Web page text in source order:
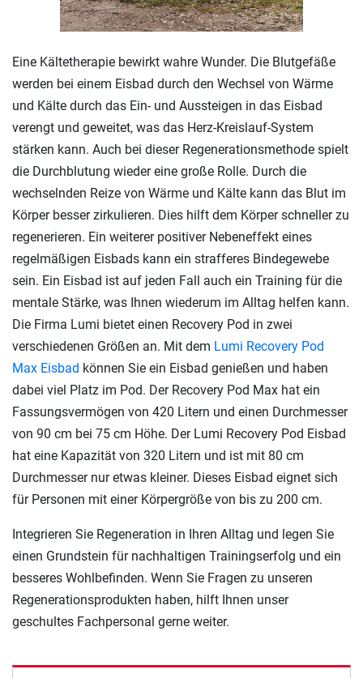
Eine Kältetherapie bewirkt wahre Wunder. Die Blutgefäße
werden bei einem Eisbad durch den Wechsel von Wärme
und Kälte durch das Ein- und Aussteigen in das Eisbad
verengt und geweitet, was das Herz-Kreislauf-System
stärken kann. Auch bei dieser Regenerationsmethode spielt
die Durchblutung wieder eine große Rolle. Durch die
wechselnden Reize von Wärme und Kälte kann das Blut im
Körper besser zirkulieren. Dies hilft dem Körper schneller zu
regenerieren. Ein weiterer positiver Nebeneffekt eines
regelmäßigen Eisbads kann ein strafferes Bindegewebe
sein. Ein Eisbad ist auf jeden Fall auch ein Training für die
mentale Stärke, was Ihnen wiederum im Alltag helfen kann.
Die Firma Lumi bietet einen Recovery Pod in zwei
verschiedenen Größen an. Mit dem Lumi Recovery Pod
Max Eisbad können Sie ein Eisbad genießen und haben
dabei viel Platz im Pod. Der Recovery Pod Max hat ein
Fassungsvermögen von 420 Litern und einen Durchmesser
von 90 cm bei 75 cm Höhe. Der Lumi Recovery Pod Eisbad
hat eine Kapazität von 320 Litern und ist mit 80 cm
Durchmesser nur etwas kleiner. Dieses Eisbad eignet sich
für Personen mit einer Körpergröße von bis zu 200 cm.
Integrieren Sie Regeneration in Ihren Alltag und legen Sie
einen Grundstein für nachhaltigen Trainingserfolg und ein
besseres Wohlbefinden. Wenn Sie Fragen zu unseren
Regenerationsprodukten haben, hilft Ihnen unser
geschultes Fachpersonal gerne weiter.